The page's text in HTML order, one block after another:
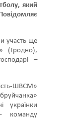
який
участь ще
(Гродно),
–
ШВСМ»
команду